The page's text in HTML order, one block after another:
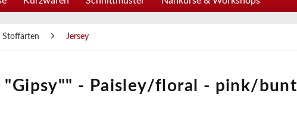
Stoffarten Jersey
"Gipsy"" - Paisley/floral - pink/bunt